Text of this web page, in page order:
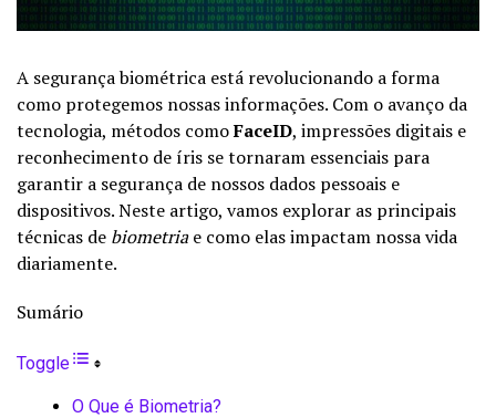
A segurança biométrica está revolucionando a forma
como protegemos nossas informações. Com o avanço da
tecnologia, métodos comoFaceID, impressões digitais e
reconhecimento de íris se tornaram essenciais para
garantir a segurança de nossos dados pessoais e
dispositivos. Neste artigo, vamos explorar as principais
técnicas de biometriae como elas impactam nossa vida
diariamente.
Sumário
Toggle
O Que é Biometria?